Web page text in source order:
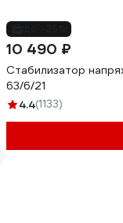
10 490 ₽
Стабилизатор
63/6/21
4.4(1133)